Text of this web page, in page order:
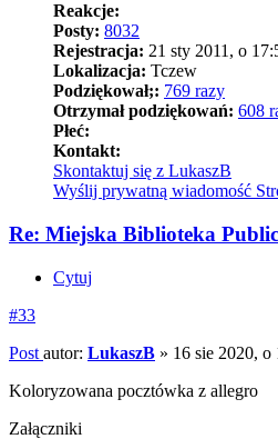
Reakcje:
Posty: 8032
Rejestracja: 21 sty 2011, o
Lokalizacja: Tczew
Podziękował;: 769 razy
Otrzymał podziękowań: 608
Płeć:
Kontakt:
Skontaktuj się z LukaszB
Wyślij prywatną wiadomość
Re: Miejska Biblioteka
Cytuj
#33
Post autor: LukaszB » 16 sie 2020, o
Koloryzowana pocztówka z allegro
Załączniki